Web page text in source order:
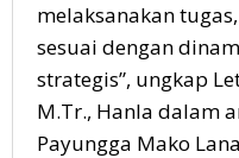
melaksanakan
sesuai dengan
strategis”, ungkap
M.Tr., Hanla dalam
Payungga Mako